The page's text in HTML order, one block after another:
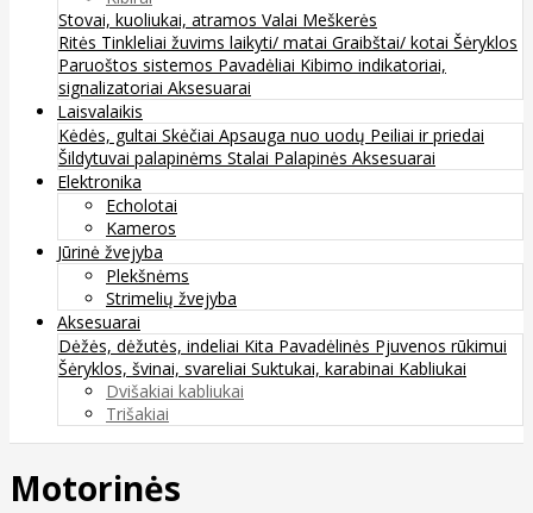
Stovai, kuoliukai, atramos Valai Meškerės
Ritės Tinkleliai žuvims laikyti/ matai Graibštai/ kotai Šėryklos
Paruoštos sistemos Pavadėliai Kibimo indikatoriai,
signalizatoriai Aksesuarai
Laisvalaikis
Kėdės, gultai Skėčiai Apsauga nuo uodų Peiliai ir priedai
Šildytuvai palapinėms Stalai Palapinės Aksesuarai
Elektronika
Echolotai
Kameros
Jūrinė žvejyba
Plekšnėms
Strimelių žvejyba
Aksesuarai
Dėžės, dėžutės, indeliai Kita Pavadėlinės Pjuvenos rūkimui
Šėryklos, švinai, svareliai Suktukai, karabinai Kabliukai
Dvišakiai kabliukai
Trišakiai
Motorinės